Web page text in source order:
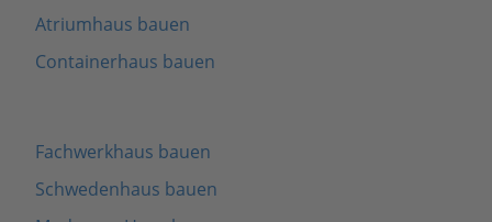
Atriumhaus bauen
Containerhaus bauen
Fachwerkhaus bauen
Schwedenhaus bauen